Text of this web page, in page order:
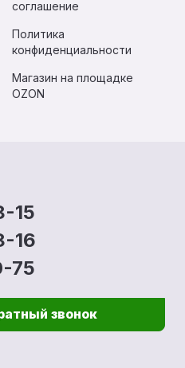
соглашение
Политика
конфиденциальности
Магазин на площадке
OZON
15
16
75
звонок